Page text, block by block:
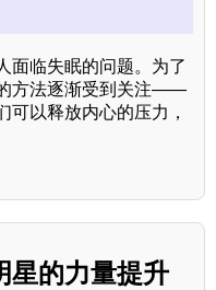
面临失眠的问题。为了
方法逐渐受到关注——
可以释放内心的压力，
星的力量提升